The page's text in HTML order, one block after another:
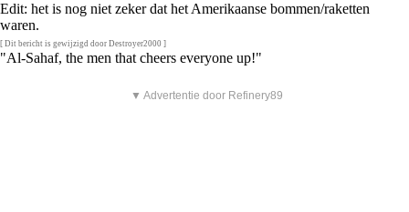
Edit: het is nog niet zeker dat het Amerikaanse bommen/raketten
waren.
[ Dit bericht is gewijzigd door Destroyer2000 ]
"Al-Sahaf, the men that cheers everyone up!"
▼ Advertentie door Refinery89